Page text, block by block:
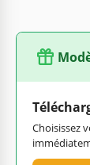
Choisissez